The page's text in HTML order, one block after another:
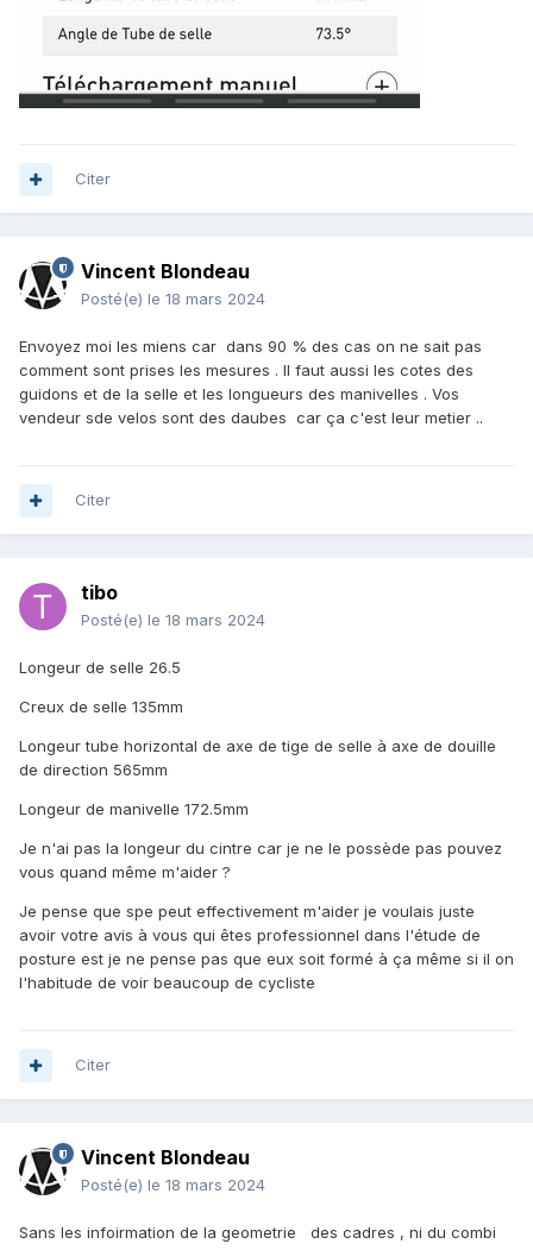
Citer
Vincent Blondeau
Posté(e) le 18 mars 2024
Envoyez moi les miens car dans 90 % des cas on ne sait pas
comment sont prises les mesures . Il faut aussi les cotes des
guidons et de la selle et les longueurs des manivelles . Vos
vendeur sde velos sont des daubes car ça c'est leur metier ..
Citer
tibo
Posté(e) le 18 mars 2024
Longeur de selle 26.5
Creux de selle 135mm
Longeur tube horizontal de axe de tige de selle à axe de douille
de direction 565mm
Longeur de manivelle 172.5mm
Je n'ai pas la longeur du cintre car je ne le possède pas pouvez
vous quand même m'aider ?
Je pense que spe peut effectivement m'aider je voulais juste
avoir votre avis à vous qui êtes professionnel dans l'étude de
posture est je ne pense pas que eux soit formé à ça même si il on
l'habitude de voir beaucoup de cycliste
Citer
Vincent Blondeau
Posté(e) le 18 mars 2024
Sans les infoirmation de la geometrie des cadres , ni du combi